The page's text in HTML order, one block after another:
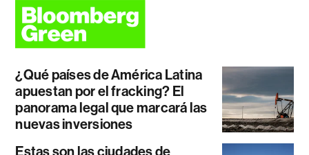
¿Qué países de América Latina
apuestan por el fracking? El
panorama legal que marcará las
nuevas inversiones